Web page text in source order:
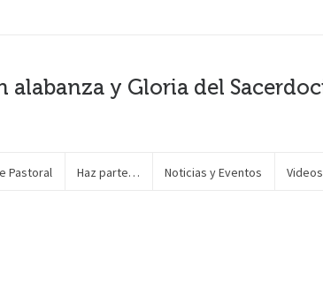
alabanza y Gloria del
Pastoral Haz parte… Noticias y Eventos Videos